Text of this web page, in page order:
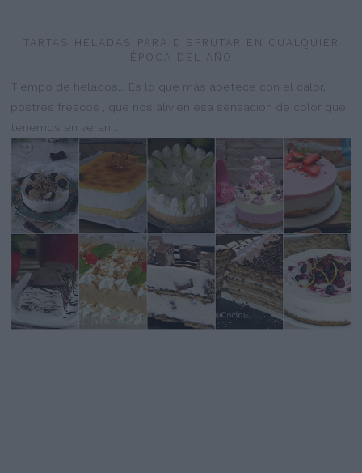
TARTAS HELADAS PARA DISFRUTAR EN CUALQUIER
ÉPOCA DEL AÑO
Tiempo de helados... Es lo que más apetece con el calor,
postres frescos , que nos alivien esa sensación de color que
tenemos en veran...